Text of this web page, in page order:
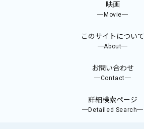
映画
─Movie─
このサイトについて
─About─
お問い合わせ
─Contact─
詳細検索ページ
─Detailed Search─